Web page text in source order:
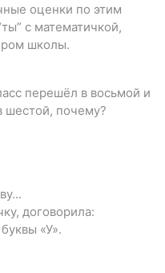
оценки по этим
с математичкой,
школы.
перешёл в восьмой и
шестой, почему?
договорила:
«У».